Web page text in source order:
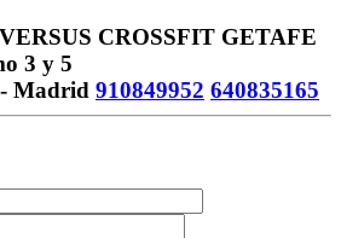
VERSUS CROSSFIT GETAFE
3 y 5
Madrid 910849952 640835165